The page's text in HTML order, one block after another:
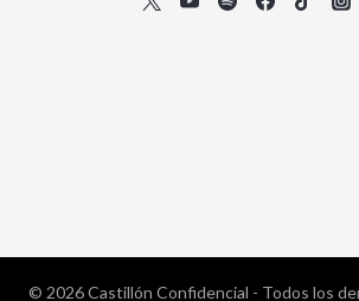
© 2026 Castillón Confidencial - Todos los